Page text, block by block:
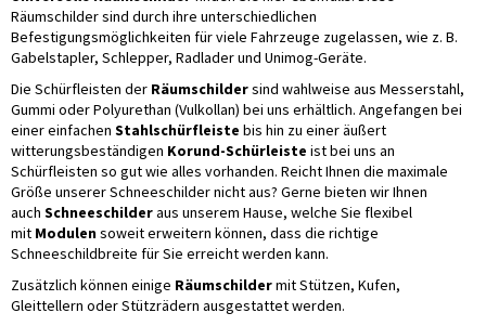
Räumschilder sind durch ihre unterschiedlichen
Befestigungsmöglichkeiten für viele Fahrzeuge zugelassen, wie z. B.
Gabelstapler, Schlepper, Radlader und Unimog-Geräte.
Die Schürfleisten der Räumschildersind wahlweise aus Messerstahl,
Gummi oder Polyurethan (Vulkollan) bei uns erhältlich. Angefangen bei
einer einfachen Stahlschürfleiste bis hin zu einer äußert
witterungsbeständigen Korund-Schürleiste ist bei uns an
Schürfleisten so gut wie alles vorhanden. Reicht Ihnen die maximale
Größe unserer Schneeschilder nicht aus? Gerne bieten wir Ihnen
auch Schneeschilderaus unserem Hause, welche Sie flexibel
mit Modulensoweit erweitern können, dass die richtige
Schneeschildbreite für Sie erreicht werden kann.
Zusätzlich können einige Räumschildermit Stützen, Kufen,
Gleittellern oder Stützrädern ausgestattet werden.